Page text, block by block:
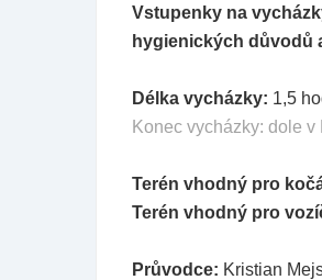
Vstupenky na
hygienických důvodů
Délka vycházky: 1,5
Konec vycházky: dole
Terén vhodný pro
Terén vhodný pro
Průvodce: Kristian